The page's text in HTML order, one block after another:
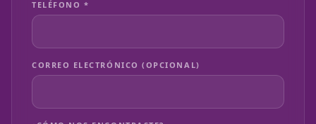
TELÉFONO *
CORREO ELECTRÓNICO (OPCIONAL)